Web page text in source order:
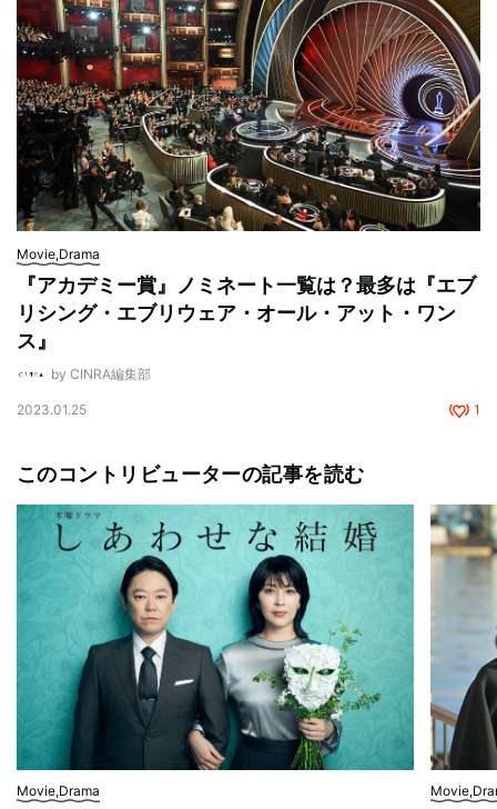
Movie,Drama
『アカデミー賞』ノミネート一覧は？最多は『エブ
リシング・エブリウェア・オール・アット・ワン
ス』
by CINRA編集部
2023.01.25 1
このコントリビューターの記事を読む
Movie,Drama